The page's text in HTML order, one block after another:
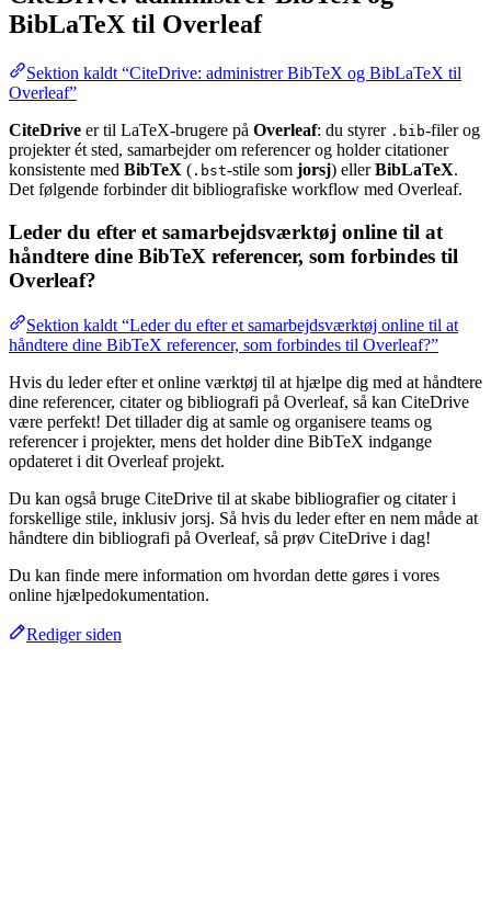
BibLaTeX til Overleaf
Sektion kaldt “CiteDrive: administrer BibTeX og BibLaTeX til
Overleaf”
CiteDrive er til LaTeX-brugere på Overleaf: du styrer .bib-filer og
projekter ét sted, samarbejder om referencer og holder citationer
konsistente med BibTeX ( .bst-stile som jorsj) ellerBibLaTeX.
Det følgende forbinder dit bibliografiske workflow med Overleaf.
Leder du efter et samarbejdsværktøj online til at
håndtere dine BibTeX referencer, som forbindes til
Overleaf?
Sektion kaldt “Leder du efter et samarbejdsværktøj online til at
håndtere dine BibTeX referencer, som forbindes til Overleaf?”
Hvis du leder efter et online værktøj til at hjælpe dig med at håndtere
dine referencer, citater og bibliografi på Overleaf, så kan CiteDrive
være perfekt! Det tillader dig at samle og organisere teams og
referencer i projekter, mens det holder dine BibTeX indgange
opdateret i dit Overleaf projekt.
Du kan også bruge CiteDrive til at skabe bibliografier og citater i
forskellige stile, inklusiv jorsj. Så hvis du leder efter en nem måde at
håndtere din bibliografi på Overleaf, så prøv CiteDrive i dag!
Du kan finde mere information om hvordan dette gøres i vores
online hjælpedokumentation.
Rediger siden